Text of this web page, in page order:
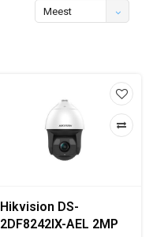
Meest
Hikvision DS-
2DF8242IX-AEL 2MP